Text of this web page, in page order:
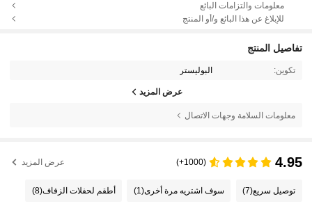
معلومات والتزامات البائع
للإبلاغ عن هذا البائع و/أو المنتج
تفاصيل المنتج
تكوين: البوليستر
عرض المزيد
معلومات السلامة وجهات الاتصال
4.95
(1000+) عرض المزيد
توصيل سريع(7) سوف اشتريه مرة أخرى(1) أطقم لحفلات الزفاف(8)